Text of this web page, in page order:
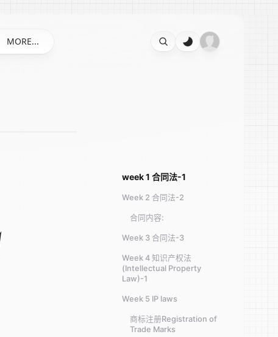
MORE...
week 1 合同法-1
Week 2 合同法-2
合同内容:
Week 3 合同法-3
Week 4 知识产权法
(Intellectual Property
Law)-1
Week 5 IP laws
商标注册Registration of
Trade Marks